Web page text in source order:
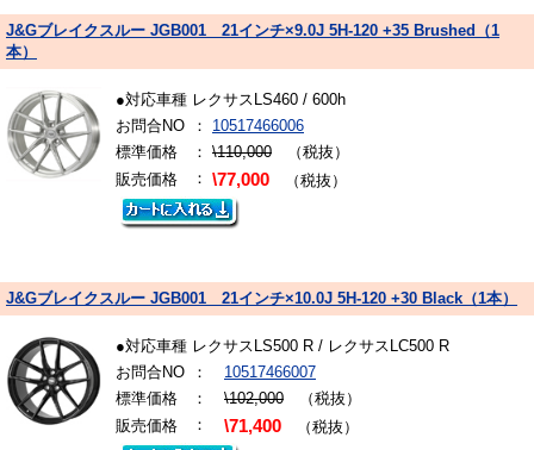
J&Gブレイクスルー JGB001 21インチ×9.0J 5H-120 +35 Brushed（1
本）
●対応車種 レクサスLS460 / 600h
お問合NO
：
10517466006
標準価格
： \110,000 （税抜）
販売価格
： \77,000 （税抜）
J&Gブレイクスルー JGB001 21インチ×10.0J 5H-120 +30 Black（1本）
●対応車種 レクサスLS500 R / レクサスLC500 R
お問合NO
：
10517466007
標準価格
： \102,000 （税抜）
販売価格
： \71,400 （税抜）